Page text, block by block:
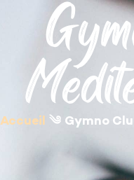
Accueil ༄ Gymno